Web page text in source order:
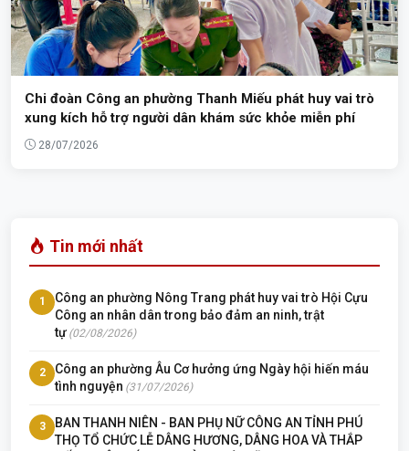
Chi đoàn Công an phường Thanh Miếu phát huy vai trò
xung kích hỗ trợ người dân khám sức khỏe miễn phí
28/07/2026
Tin mới nhất
1
Công an phường Nông Trang phát huy vai trò Hội Cựu
Công an nhân dân trong bảo đảm an ninh, trật
tự (02/08/2026)
2
Công an phường Âu Cơ hưởng ứng Ngày hội hiến máu
tình nguyện (31/07/2026)
3
BAN THANH NIÊN - BAN PHỤ NỮ CÔNG AN TỈNH PHÚ
THỌ TỔ CHỨC LỄ DÂNG HƯƠNG, DÂNG HOA VÀ THẮP